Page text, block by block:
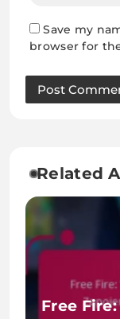
Save my
browser for
Related
Free